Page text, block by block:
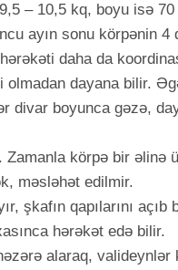
– 10,5 kq, boyu isə 70
ayın sonu körpənin 4
daha da
olmadan dayana bilir.
divar boyunca gəzə,
körpə bir əlinə
məsləhət edilmir.
şkafın qapılarını açıb
hərəkət edə bilir.
alaraq,